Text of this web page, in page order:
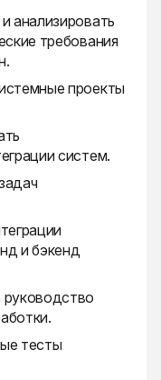
анализировать
требования
проекты
систем.
и бэкенд
руководство
тесты